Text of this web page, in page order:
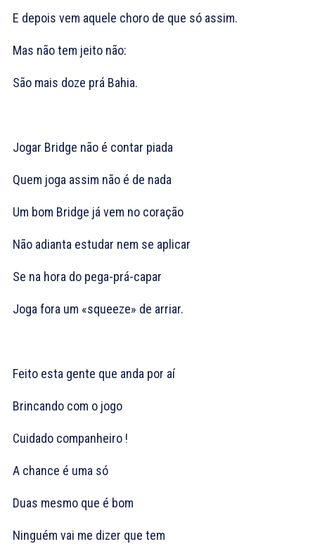
E depois vem aquele choro de que só assim.
Mas não tem jeito não:
São mais doze prá Bahia.
Jogar Bridge não é contar piada
Quem joga assim não é de nada
Um bom Bridge já vem no coração
Não adianta estudar nem se aplicar
Se na hora do pega-prá-capar
Joga fora um «squeeze» de arriar.
Feito esta gente que anda por aí
Brincando com o jogo
Cuidado companheiro !
A chance é uma só
Duas mesmo que é bom
Ninguém vai me dizer que tem